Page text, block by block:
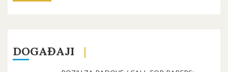
DOGAĐAJI